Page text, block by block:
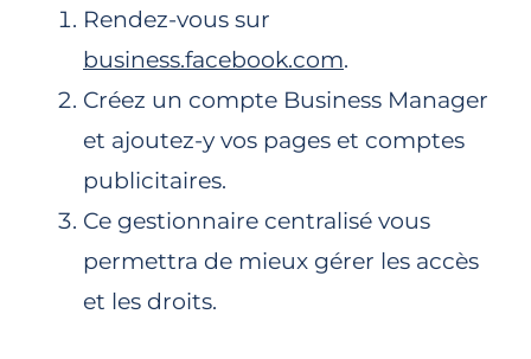
Rendez-vous sur
business.facebook.com.
Créez un compte Business Manager
et ajoutez-y vos pages et comptes
publicitaires.
Ce gestionnaire centralisé vous
permettra de mieux gérer les accès
et les droits.